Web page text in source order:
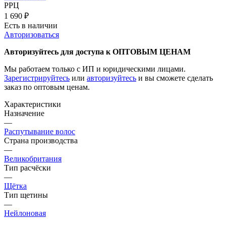
РРЦ
1 690 ₽
Есть в наличии
Авторизоваться
Авторизуйтесь для доступа к ОПТОВЫМ ЦЕНАМ
Мы работаем только с ИП и юридическими лицами.
Зарегистрируйтесь или авторизуйтесь и вы сможете сделать
заказ по оптовым ценам.
Характеристики
Назначение
—
Распутывание волос
Страна производства
—
Великобритания
Тип расчёски
—
Щётка
Тип щетины
—
Нейлоновая